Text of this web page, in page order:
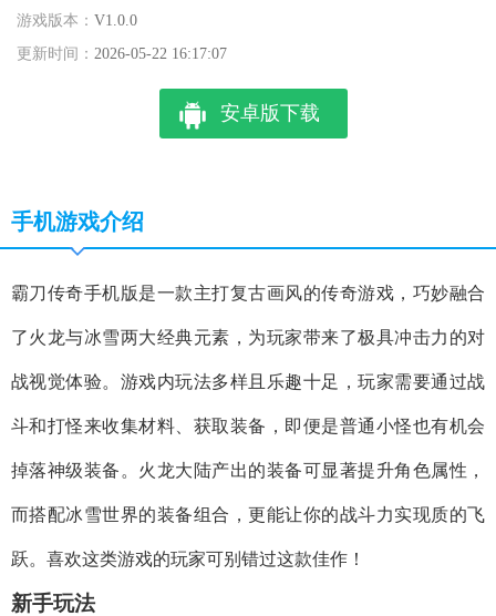
游戏版本： V1.0.0
更新时间： 2026-05-22 16:17:07
安卓版下载
手机游戏介绍
霸刀传奇手机版是一款主打复古画风的传奇游戏，巧妙融合
了火龙与冰雪两大经典元素，为玩家带来了极具冲击力的对
战视觉体验。游戏内玩法多样且乐趣十足，玩家需要通过战
斗和打怪来收集材料、获取装备，即便是普通小怪也有机会
掉落神级装备。火龙大陆产出的装备可显著提升角色属性，
而搭配冰雪世界的装备组合，更能让你的战斗力实现质的飞
跃。喜欢这类游戏的玩家可别错过这款佳作！
新手玩法